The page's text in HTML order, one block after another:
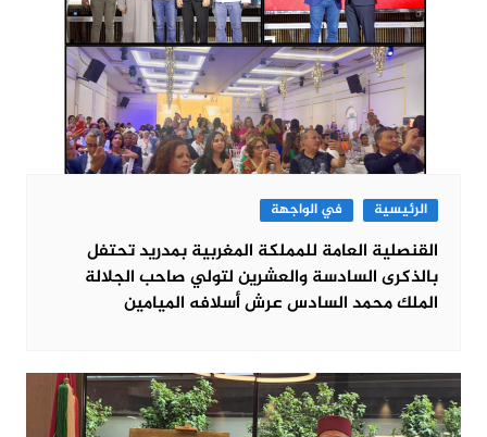
الرئيسية في الواجهة
القنصلية العامة للمملكة المغربية بمدريد تحتفل
بالذكرى السادسة والعشرين لتولي صاحب الجلالة
الملك محمد السادس عرش أسلافه الميامين